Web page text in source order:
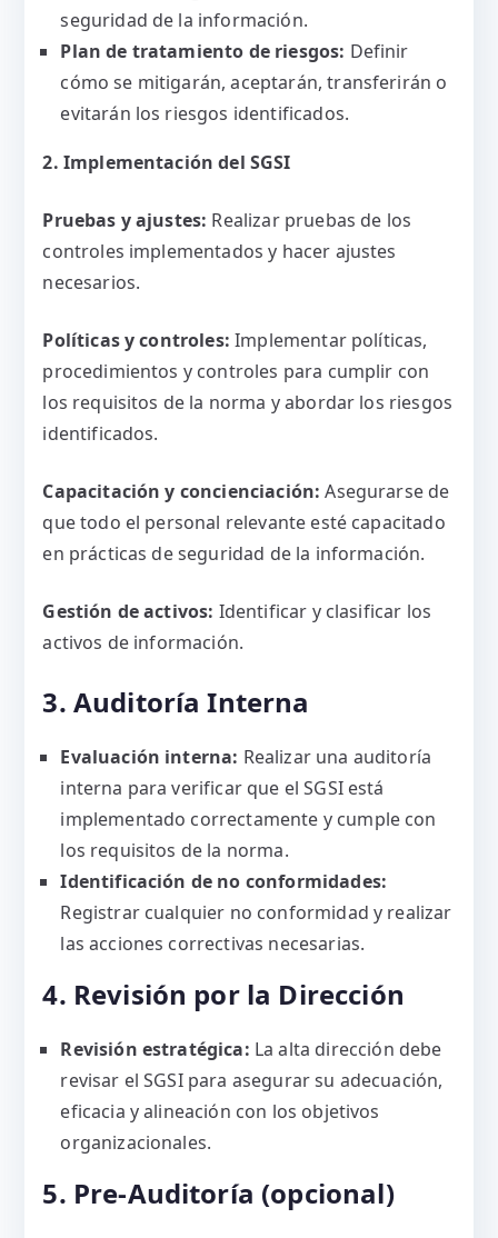
seguridad de la información.
Plan de tratamiento de riesgos: Definir
cómo se mitigarán, aceptarán, transferirán o
evitarán los riesgos identificados.
2. Implementación del SGSI
Pruebas y ajustes: Realizar pruebas de los
controles implementados y hacer ajustes
necesarios.
Políticas y controles: Implementar políticas,
procedimientos y controles para cumplir con
los requisitos de la norma y abordar los riesgos
identificados.
Capacitación y concienciación: Asegurarse de
que todo el personal relevante esté capacitado
en prácticas de seguridad de la información.
Gestión de activos: Identificar y clasificar los
activos de información.
3. Auditoría Interna
Evaluación interna: Realizar una auditoría
interna para verificar que el SGSI está
implementado correctamente y cumple con
los requisitos de la norma.
Identificación de no conformidades:
Registrar cualquier no conformidad y realizar
las acciones correctivas necesarias.
4. Revisión por la Dirección
Revisión estratégica: La alta dirección debe
revisar el SGSI para asegurar su adecuación,
eficacia y alineación con los objetivos
organizacionales.
5. Pre-Auditoría (opcional)